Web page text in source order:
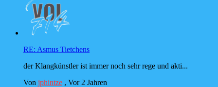
RE: Asmus Tietchens
der Klangkünstler ist immer noch sehr rege und akti...
Von jphintze , Vor 2 Jahren